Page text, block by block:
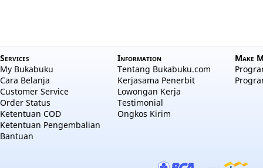
Services
My Bukabuku
Cara Belanja
Customer Service
Order Status
Ketentuan COD
Ketentuan Pengembalian
Bantuan
Information
Tentang Bukabuku.com
Kerjasama Penerbit
Lowongan Kerja
Testimonial
Ongkos Kirim
Make